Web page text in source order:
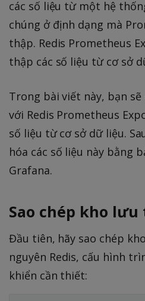
các số liệu từ một hệ
chúng ở định dạng mà
thập. Redis Prometheus
thập các số liệu từ cơ sở
Trong bài viết này, bạn
với Redis Prometheus
số liệu từ cơ sở dữ liệu.
hóa các số liệu này bằng
Grafana.
Sao chép kho
Đầu tiên, hãy sao chép
nguyên Redis, cấu hình
khiển cần thiết: